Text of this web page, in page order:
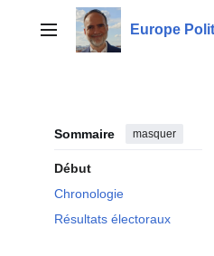
contenuMenu principalEurope
Sommaire masquer
Début
Chronologie
Résultats électoraux